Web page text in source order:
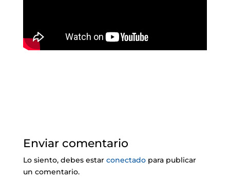
Enviar comentario
Lo siento, debes estar conectadopara publicar
un comentario.